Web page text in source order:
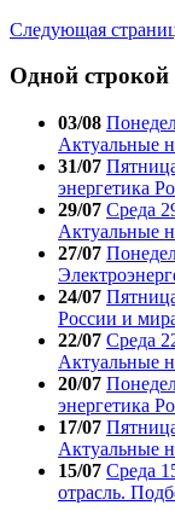
Следующая
Одной строкой
03/08
Актуальные
31/07
энергетика
29/07 Среда
Актуальные
27/07
24/07
России и
22/07 Среда
Актуальные
20/07
энергетика
17/07
Актуальные
15/07 Среда
отрасль.